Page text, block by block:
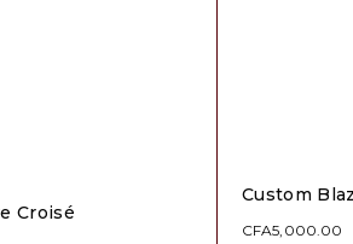
Croisé
Custom
CFA5,000.00